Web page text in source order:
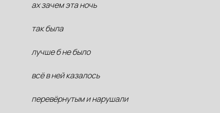
ах зачем эта ночь
так была
лучше б не было
всё в ней казалось
перевёрнутым и нарушали